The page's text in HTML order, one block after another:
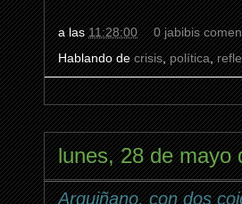
a las11:28:00
0 jabibis
Hablando decrisis,política,
lunes, 28 de mayo
Arguiñano, con dos